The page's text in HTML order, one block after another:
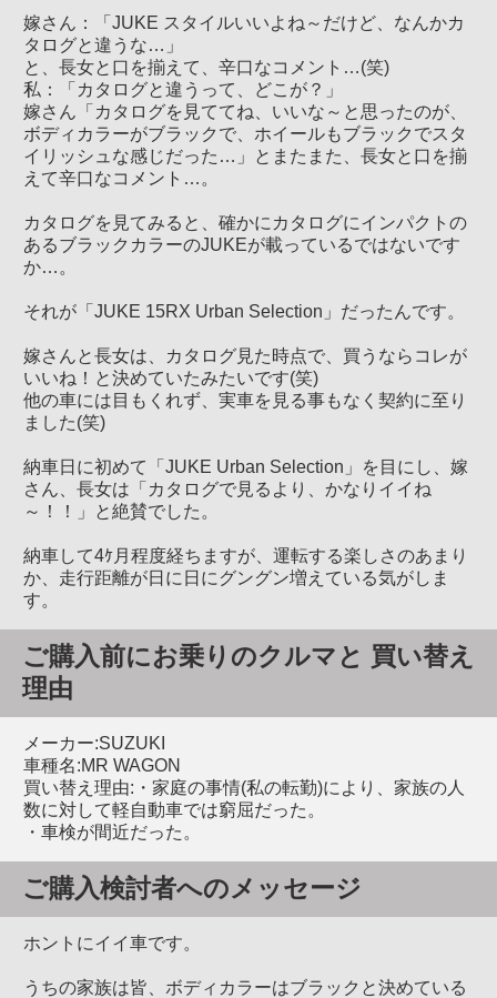
嫁さん：「JUKE スタイルいいよね～だけど、なんかカ
タログと違うな…」
と、長女と口を揃えて、辛口なコメント…(笑)
私：「カタログと違うって、どこが？」
嫁さん「カタログを見ててね、いいな～と思ったのが、
ボディカラーがブラックで、ホイールもブラックでスタ
イリッシュな感じだった…」とまたまた、長女と口を揃
えて辛口なコメント…。
カタログを見てみると、確かにカタログにインパクトの
あるブラックカラーのJUKEが載っているではないです
か…。
それが「JUKE 15RX Urban Selection」だったんです。
嫁さんと長女は、カタログ見た時点で、買うならコレが
いいね！と決めていたみたいです(笑)
他の車には目もくれず、実車を見る事もなく契約に至り
ました(笑)
納車日に初めて「JUKE Urban Selection」を目にし、嫁
さん、長女は「カタログで見るより、かなりイイね
～！！」と絶賛でした。
納車して4ｹ月程度経ちますが、運転する楽しさのあまり
か、走行距離が日に日にグングン増えている気がしま
す。
ご購入前にお乗りのクルマと 買い替え
理由
メーカー:SUZUKI
車種名:MR WAGON
買い替え理由:・家庭の事情(私の転勤)により、家族の人
数に対して軽自動車では窮屈だった。
・車検が間近だった。
ご購入検討者へのメッセージ
ホントにイイ車です。
うちの家族は皆、ボディカラーはブラックと決めている